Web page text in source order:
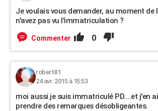
Je voulais vous demander, au moment de
n'avez pas vu l'immatriculation ?
Commenter 0
robert81
24 avr. 2015 à 15:53
moi aussi je suis immatriculé PD....et j'en
prendre des remarques désobligeantes.